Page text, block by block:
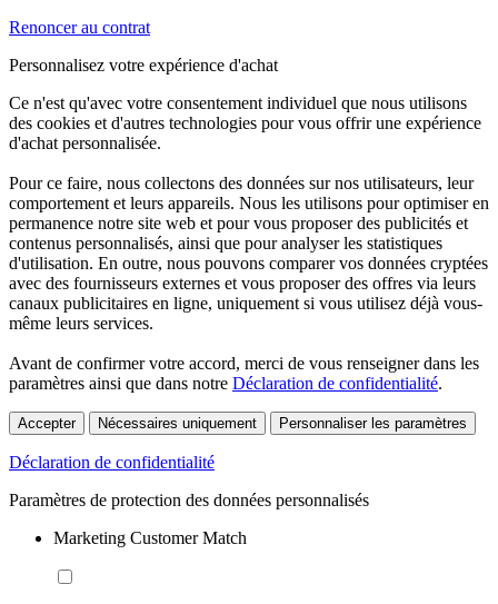
Renoncer au contrat
Personnalisez votre expérience d'achat
Ce n'est qu'avec votre consentement individuel que nous utilisons
des cookies et d'autres technologies pour vous offrir une expérience
d'achat personnalisée.
Pour ce faire, nous collectons des données sur nos utilisateurs, leur
comportement et leurs appareils. Nous les utilisons pour optimiser en
permanence notre site web et pour vous proposer des publicités et
contenus personnalisés, ainsi que pour analyser les statistiques
d'utilisation. En outre, nous pouvons comparer vos données cryptées
avec des fournisseurs externes et vous proposer des offres via leurs
canaux publicitaires en ligne, uniquement si vous utilisez déjà vous-
même leurs services.
Avant de confirmer votre accord, merci de vous renseigner dans les
paramètres ainsi que dans notre Déclaration de confidentialité.
Accepter Nécessaires uniquement Personnaliser les paramètres
Déclaration de confidentialité
Paramètres de protection des données personnalisés
Marketing Customer Match